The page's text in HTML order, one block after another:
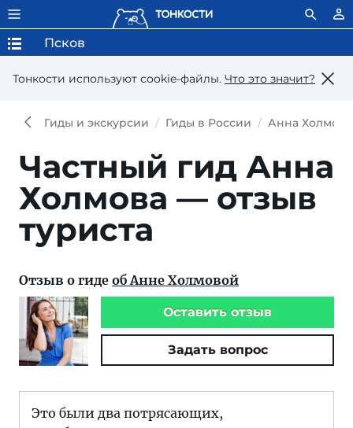
Тонкости используют сookie-файлы. Что это значит?
Псков
Гиды и экскурсии Гиды в России Анна Холмова
Частный гид Анна
Холмова — отзыв
туриста
Отзыв о гиде об Анне Холмовой
Оставить отзыв
Задать вопрос
Это были два потрясающих,